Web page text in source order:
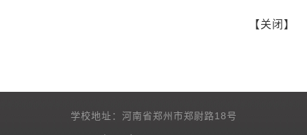
【关闭 】
学校地址：河南省郑州市郑尉路18号